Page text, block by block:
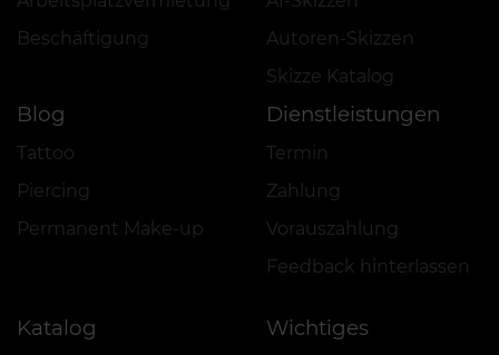
Beschäftigung
Autoren-Skizzen
Skizze Katalog
Blog
Tattoo
Piercing
Permanent Make-up
Dienstleistungen
Termin
Zahlung
Vorauszahlung
Feedback hinterlassen
Katalog Wichtiges